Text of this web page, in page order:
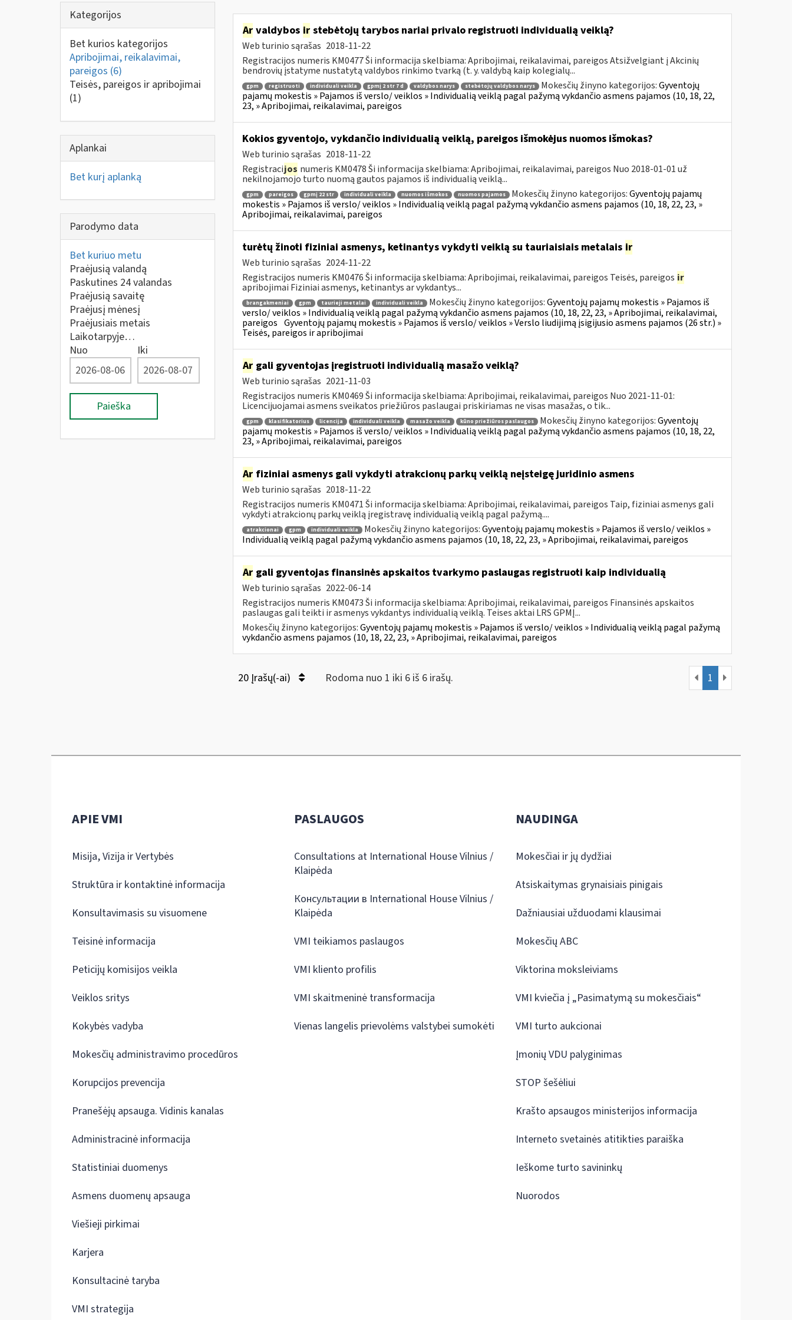
Kategorijos
Bet kurios kategorijos
Apribojimai, reikalavimai,
pareigos (6)
Teisės, pareigos ir apribojimai
(1)
Aplankai
Bet kurį aplanką
Parodymo data
Bet kuriuo metu
Praėjusią valandą
Paskutines 24 valandas
Praėjusią savaitę
Praėjusį mėnesį
Praėjusiais metais
Laikotarpyje…
Nuo
Iki
Paieška
Arvaldybos irstebėtojų tarybos nariai privalo registruoti individualią veiklą?
Web turinio sąrašas 2018-11-22
Registracijos numeris KM0477 Ši informacija skelbiama: Apribojimai, reikalavimai, pareigos Atsižvelgiant į Akcinių
bendrovių įstatyme nustatytą valdybos rinkimo tvarką (t. y. valdybą kaip kolegialų...
gpm registruoti individuali veikla gpmį 2 str 7 d valdybos narys stebėtojų valdybos narys Mokesčių žinyno kategorijos:Gyventojų
pajamų mokestis » Pajamos iš verslo/ veiklos » Individualią veiklą pagal pažymą vykdančio asmens pajamos (10, 18, 22,
23, » Apribojimai, reikalavimai, pareigos
Kokios gyventojo, vykdančio individualią veiklą, pareigos išmokėjus nuomos išmokas?
Web turinio sąrašas 2018-11-22
Registracijos numeris KM0478 Ši informacija skelbiama: Apribojimai, reikalavimai, pareigos Nuo 2018-01-01 už
nekilnojamojo turto nuomą gautos pajamos iš individualią veiklą...
gpm pareigos gpmį 22 str individuali veikla nuomos išmokos nuomos pajamos Mokesčių žinyno kategorijos:Gyventojų pajamų
mokestis » Pajamos iš verslo/ veiklos » Individualią veiklą pagal pažymą vykdančio asmens pajamos (10, 18, 22, 23, »
Apribojimai, reikalavimai, pareigos
turėtų žinoti fiziniai asmenys, ketinantys vykdyti veiklą su tauriaisiais metalais ir
Web turinio sąrašas 2024-11-22
Registracijos numeris KM0476 Ši informacija skelbiama: Apribojimai, reikalavimai, pareigos Teisės, pareigos ir
apribojimai Fiziniai asmenys, ketinantys ar vykdantys...
brangakmeniai gpm taurieji metalai individuali veikla Mokesčių žinyno kategorijos:Gyventojų pajamų mokestis » Pajamos iš
verslo/ veiklos » Individualią veiklą pagal pažymą vykdančio asmens pajamos (10, 18, 22, 23, » Apribojimai, reikalavimai,
pareigos Gyventojų pajamų mokestis » Pajamos iš verslo/ veiklos » Verslo liudijimą įsigijusio asmens pajamos (26 str.) »
Teisės, pareigos ir apribojimai
Argali gyventojas įregistruoti individualią masažo veiklą?
Web turinio sąrašas 2021-11-03
Registracijos numeris KM0469 Ši informacija skelbiama: Apribojimai, reikalavimai, pareigos Nuo 2021-11-01:
Licencijuojamai asmens sveikatos priežiūros paslaugai priskiriamas ne visas masažas, o tik...
gpm klasifikatorius licencija individuali veikla masažo veikla kūno priežiūros paslaugos Mokesčių žinyno kategorijos:Gyventojų
pajamų mokestis » Pajamos iš verslo/ veiklos » Individualią veiklą pagal pažymą vykdančio asmens pajamos (10, 18, 22,
23, » Apribojimai, reikalavimai, pareigos
Arfiziniai asmenys gali vykdyti atrakcionų parkų veiklą neįsteigę juridinio asmens
Web turinio sąrašas 2018-11-22
Registracijos numeris KM0471 Ši informacija skelbiama: Apribojimai, reikalavimai, pareigos Taip, fiziniai asmenys gali
vykdyti atrakcionų parkų veiklą įregistravę individualią veiklą pagal pažymą....
atrakcionai gpm individuali veikla Mokesčių žinyno kategorijos:Gyventojų pajamų mokestis » Pajamos iš verslo/ veiklos »
Individualią veiklą pagal pažymą vykdančio asmens pajamos (10, 18, 22, 23, » Apribojimai, reikalavimai, pareigos
Argali gyventojas finansinės apskaitos tvarkymo paslaugas registruoti kaip individualią
Web turinio sąrašas 2022-06-14
Registracijos numeris KM0473 Ši informacija skelbiama: Apribojimai, reikalavimai, pareigos Finansinės apskaitos
paslaugas gali teikti ir asmenys vykdantys individualią veiklą. Teises aktai LRS GPMĮ...
Mokesčių žinyno kategorijos:Gyventojų pajamų mokestis » Pajamos iš verslo/ veiklos » Individualią veiklą pagal pažymą
vykdančio asmens pajamos (10, 18, 22, 23, » Apribojimai, reikalavimai, pareigos
20 Įrašų(-ai) Rodoma nuo 1 iki 6 iš 6 irašų. 1
APIE VMI
Misija, Vizija ir Vertybės
Struktūra ir kontaktinė informacija
Konsultavimasis su visuomene
Teisinė informacija
Peticijų komisijos veikla
Veiklos sritys
Kokybės vadyba
Mokesčių administravimo procedūros
Korupcijos prevencija
Pranešėjų apsauga. Vidinis kanalas
Administracinė informacija
Statistiniai duomenys
Asmens duomenų apsauga
Viešieji pirkimai
Karjera
Konsultacinė taryba
VMI strategija
PASLAUGOS
Consultations at International House Vilnius /
Klaipėda
Консультации в International House Vilnius /
Klaipėda
VMI teikiamos paslaugos
VMI kliento profilis
VMI skaitmeninė transformacija
Vienas langelis prievolėms valstybei sumokėti
NAUDINGA
Mokesčiai ir jų dydžiai
Atsiskaitymas grynaisiais pinigais
Dažniausiai užduodami klausimai
Mokesčių ABC
Viktorina moksleiviams
VMI kviečia į „Pasimatymą su mokesčiais“
VMI turto aukcionai
Įmonių VDU palyginimas
STOP šešėliui
Krašto apsaugos ministerijos informacija
Interneto svetainės atitikties paraiška
Ieškome turto savininkų
Nuorodos